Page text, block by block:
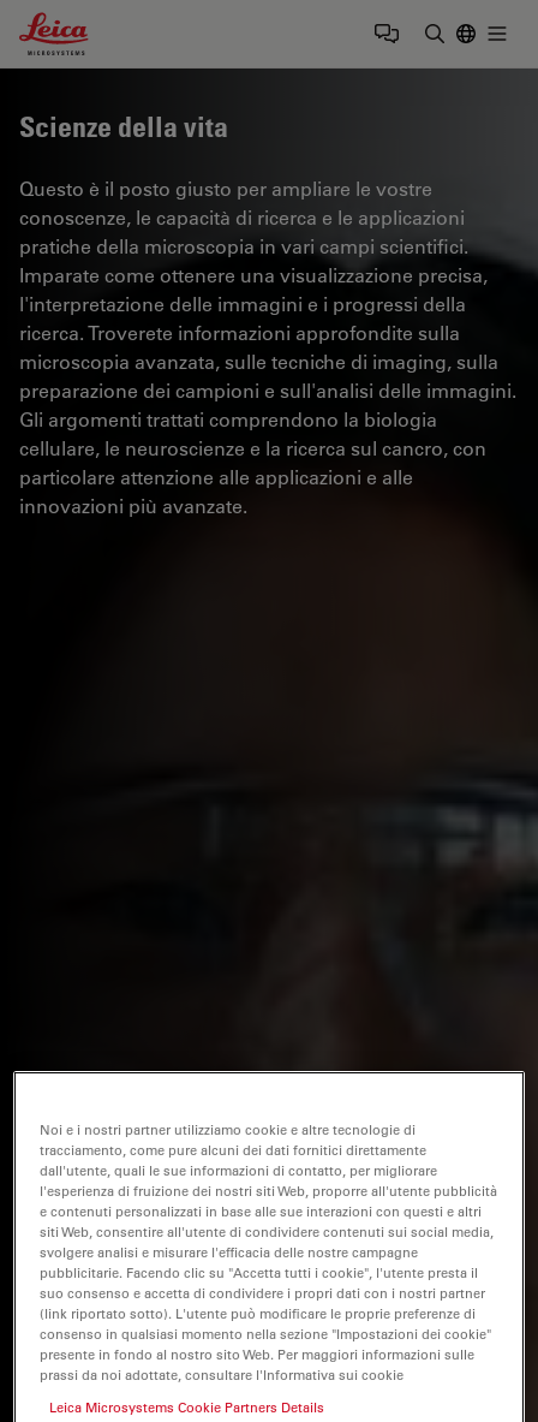
Leica Microsystems Logo
Scienze della vita
Questo è il posto giusto per ampliare le vostre
conoscenze, le capacità di ricerca e le applicazioni
pratiche della microscopia in vari campi scientifici.
Imparate come ottenere una visualizzazione precisa,
l'interpretazione delle immagini e i progressi della
ricerca. Troverete informazioni approfondite sulla
microscopia avanzata, sulle tecniche di imaging, sulla
preparazione dei campioni e sull'analisi delle immagini.
Gli argomenti trattati comprendono la biologia
cellulare, le neuroscienze e la ricerca sul cancro, con
particolare attenzione alle applicazioni e alle
innovazioni più avanzate.
Noi e i nostri partner utilizziamo cookie e altre tecnologie di
tracciamento, come pure alcuni dei dati fornitici direttamente
dall'utente, quali le sue informazioni di contatto, per migliorare
l'esperienza di fruizione dei nostri siti Web, proporre all'utente pubblicità
e contenuti personalizzati in base alle sue interazioni con questi e altri
siti Web, consentire all'utente di condividere contenuti sui social media,
svolgere analisi e misurare l'efficacia delle nostre campagne
pubblicitarie. Facendo clic su "Accetta tutti i cookie", l'utente presta il
suo consenso e accetta di condividere i propri dati con i nostri partner
(link riportato sotto). L'utente può modificare le proprie preferenze di
consenso in qualsiasi momento nella sezione "Impostazioni dei cookie"
presente in fondo al nostro sito Web. Per maggiori informazioni sulle
prassi da noi adottate, consultare l'Informativa sui cookie
Leica Microsystems Cookie Partners Details